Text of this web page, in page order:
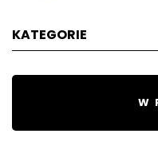
KATEGORIE
W